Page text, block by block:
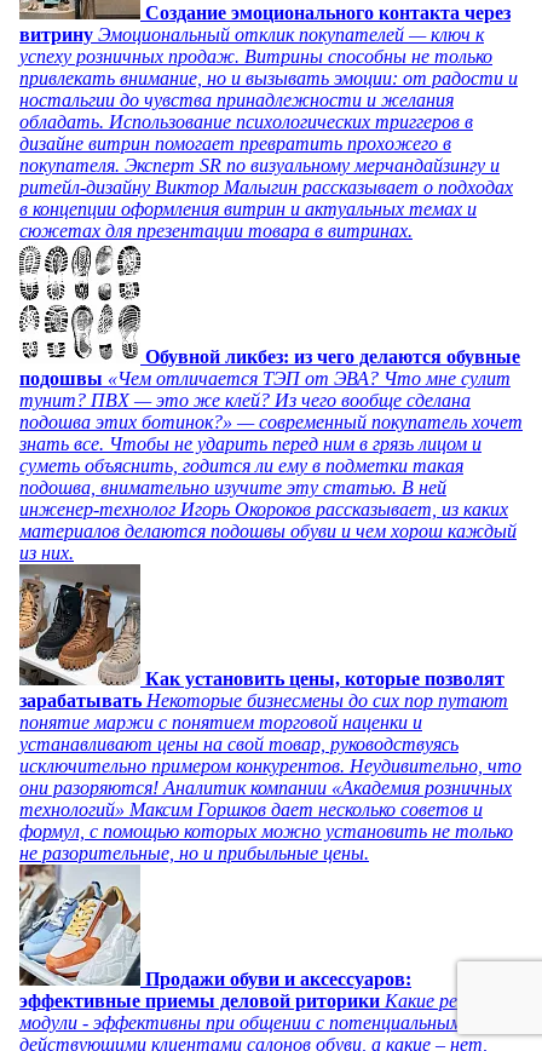
Создание эмоционального контакта через
витрину Эмоциональный отклик покупателей — ключ к
успеху розничных продаж. Витрины способны не только
привлекать внимание, но и вызывать эмоции: от радости и
ностальгии до чувства принадлежности и желания
обладать. Использование психологических триггеров в
дизайне витрин помогает превратить прохожего в
покупателя. Эксперт SR по визуальному мерчандайзингу и
ритейл-дизайну Виктор Малыгин рассказывает о подходах
в концепции оформления витрин и актуальных темах и
сюжетах для презентации товара в витринах.
Обувной ликбез: из чего делаются обувные
подошвы «Чем отличается ТЭП от ЭВА? Что мне сулит
тунит? ПВХ — это же клей? Из чего вообще сделана
подошва этих ботинок?» — современный покупатель хочет
знать все. Чтобы не ударить перед ним в грязь лицом и
суметь объяснить, годится ли ему в подметки такая
подошва, внимательно изучите эту статью. В ней
инженер-технолог Игорь Окороков рассказывает, из каких
материалов делаются подошвы обуви и чем хорош каждый
из них.
Как установить цены, которые позволят
зарабатывать Некоторые бизнесмены до сих пор путают
понятие маржи с понятием торговой наценки и
устанавливают цены на свой товар, руководствуясь
исключительно примером конкурентов. Неудивительно, что
они разоряются! Аналитик компании «Академия розничных
технологий» Максим Горшков дает несколько советов и
формул, с помощью которых можно установить не только
не разорительные, но и прибыльные цены.
Продажи обуви и аксессуаров:
эффективные приемы деловой риторики Какие речевые
модули - эффективны при общении с потенциальными и
действующими клиентами салонов обуви, а какие – нет,